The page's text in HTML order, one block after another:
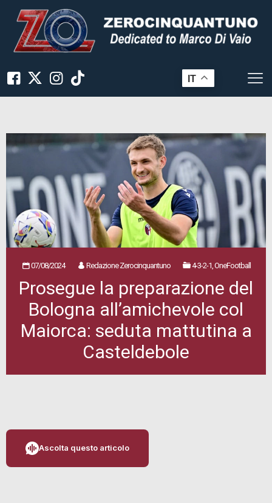
IT
07/08/2024 Redazione Zerocinquantuno 4-3-2-1, OneFootball
Prosegue la preparazione del
Bologna all’amichevole col
Maiorca: seduta mattutina a
Casteldebole
Ascolta questo articolo